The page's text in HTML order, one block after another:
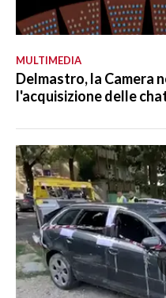
MULTIMEDIA
Delmastro, la Camera
l'acquisizione delle